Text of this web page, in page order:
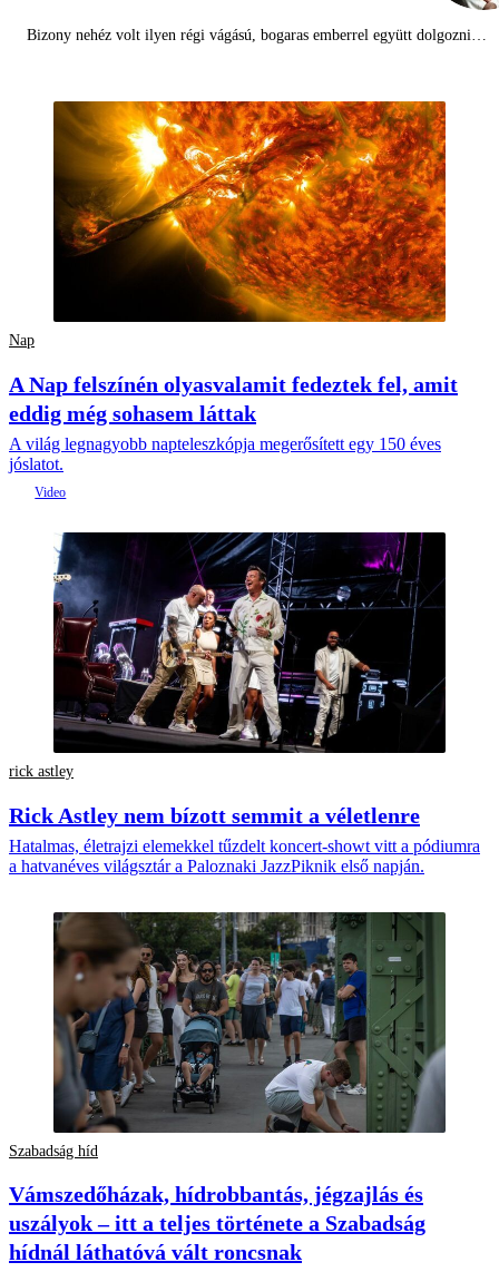
Bizony nehéz volt ilyen régi vágású, bogaras emberrel együtt dolgozni…
Nap
A Nap felszínén olyasvalamit fedeztek fel, amit
eddig még sohasem láttak
A világ legnagyobb napteleszkópja megerősített egy 150 éves
jóslatot.
rick astley
Rick Astley nem bízott semmit a véletlenre
Hatalmas, életrajzi elemekkel tűzdelt koncert-showt vitt a pódiumra
a hatvanéves világsztár a Paloznaki JazzPiknik első napján.
Szabadság híd
Vámszedőházak, hídrobbantás, jégzajlás és
uszályok – itt a teljes története a Szabadság
hídnál láthatóvá vált roncsnak